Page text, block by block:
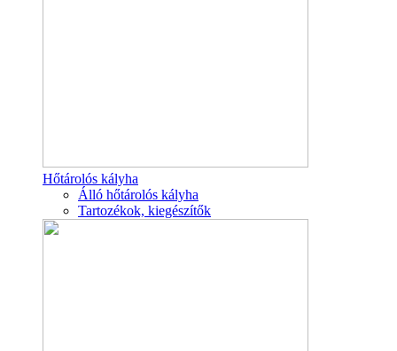
Hőtárolós kályha
Álló hőtárolós kályha
Tartozékok, kiegészítők